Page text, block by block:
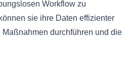
Workflow zu
sie ihre Daten effizienter
durchführen und die